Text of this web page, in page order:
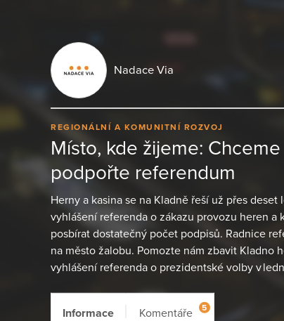
Nadace Via
REGIONÁLNÍ A KOMUNITNÍ ROZVOJ
Místo, kde žijeme:
podpořte referendum
Herny a kasina se na Kladně řeší už přes
vyhlášení referenda o zákazu provozu heren a
posbírat dostatečný počet podpisů. Radnice
na město žalobu. Pomozte nám zbavit Kladno
vyhlášení referenda o prezidentské volby v
Informace Komentáře 5